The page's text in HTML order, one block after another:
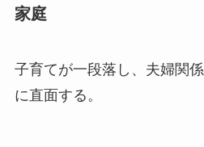
家庭
子育てが一段落し、夫婦関
に直面する。